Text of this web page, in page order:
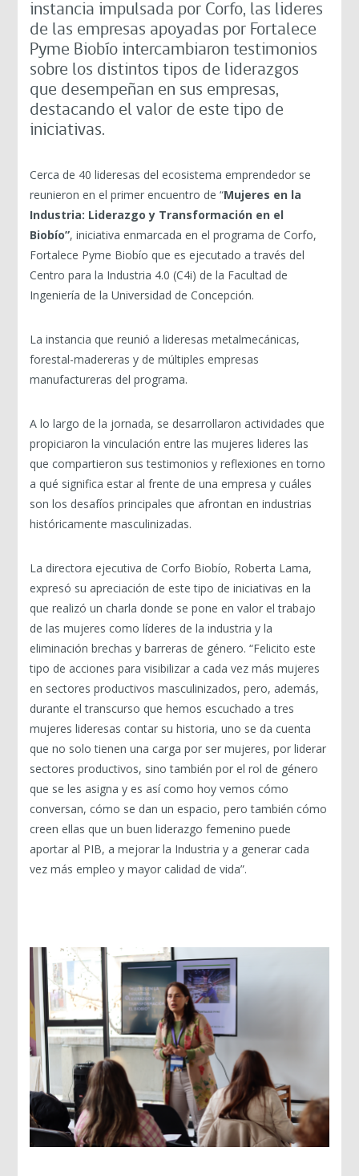
instancia impulsada por Corfo, las lideres
de las empresas apoyadas por Fortalece
Pyme Biobío intercambiaron testimonios
sobre los distintos tipos de liderazgos
que desempeñan en sus empresas,
destacando el valor de este tipo de
iniciativas.
Cerca de 40 lideresas del ecosistema emprendedor se
reunieron en el primer encuentro de “Mujeres en la
Industria: Liderazgo y Transformación en el
Biobío”, iniciativa enmarcada en el programa de Corfo,
Fortalece Pyme Biobío que es ejecutado a través del
Centro para la Industria 4.0 (C4i) de la Facultad de
Ingeniería de la Universidad de Concepción.
La instancia que reunió a lideresas metalmecánicas,
forestal-madereras y de múltiples empresas
manufactureras del programa.
A lo largo de la jornada, se desarrollaron actividades que
propiciaron la vinculación entre las mujeres lideres las
que compartieron sus testimonios y reflexiones en torno
a qué significa estar al frente de una empresa y cuáles
son los desafíos principales que afrontan en industrias
históricamente masculinizadas.
La directora ejecutiva de Corfo Biobío, Roberta Lama,
expresó su apreciación de este tipo de iniciativas en la
que realizó un charla donde se pone en valor el trabajo
de las mujeres como líderes de la industria y la
eliminación brechas y barreras de género. “Felicito este
tipo de acciones para visibilizar a cada vez más mujeres
en sectores productivos masculinizados, pero, además,
durante el transcurso que hemos escuchado a tres
mujeres lideresas contar su historia, uno se da cuenta
que no solo tienen una carga por ser mujeres, por liderar
sectores productivos, sino también por el rol de género
que se les asigna y es así como hoy vemos cómo
conversan, cómo se dan un espacio, pero también cómo
creen ellas que un buen liderazgo femenino puede
aportar al PIB, a mejorar la Industria y a generar cada
vez más empleo y mayor calidad de vida”.